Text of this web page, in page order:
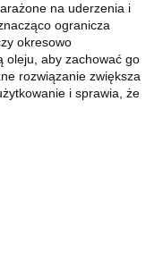
na uderzenia i
ogranicza
okresowo
oleju, aby zachować go
rozwiązanie zwiększa
i sprawia, że